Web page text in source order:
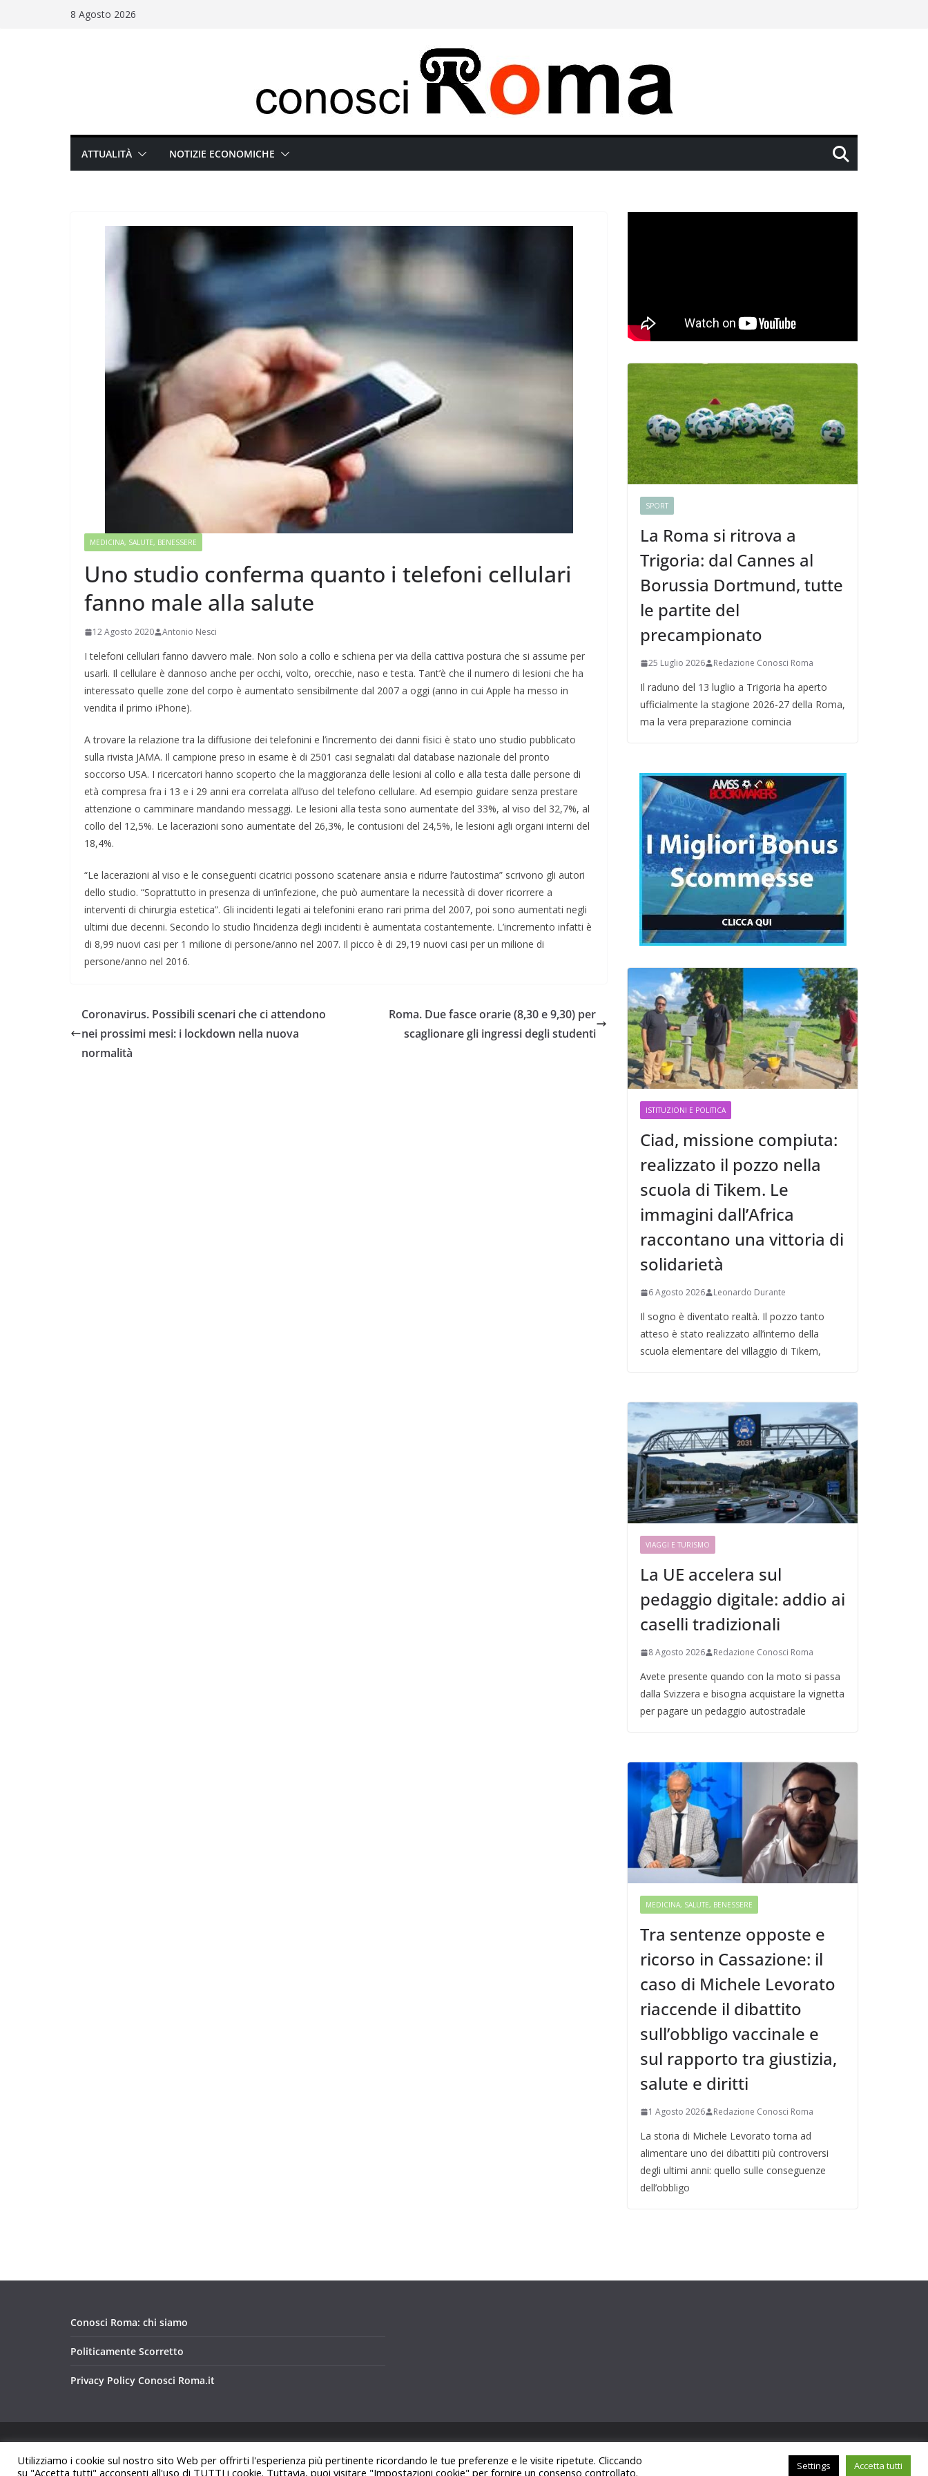
8 Agosto 2026
ATTUALITÀ NOTIZIE ECONOMICHE
MEDICINA, SALUTE, BENESSERE
Uno studio conferma quanto i telefoni cellulari
fanno male alla salute
12 Agosto 2020 Antonio Nesci
I telefoni cellulari fanno davvero male. Non solo a collo e schiena per via della cattiva postura che si assume per
usarli. Il cellulare è dannoso anche per occhi, volto, orecchie, naso e testa. Tant’è che il numero di lesioni che ha
interessato quelle zone del corpo è aumentato sensibilmente dal 2007 a oggi (anno in cui Apple ha messo in
vendita il primo iPhone).
A trovare la relazione tra la diffusione dei telefonini e l’incremento dei danni fisici è stato uno studio pubblicato
sulla rivista JAMA. Il campione preso in esame è di 2501 casi segnalati dal database nazionale del pronto
soccorso USA. I ricercatori hanno scoperto che la maggioranza delle lesioni al collo e alla testa dalle persone di
età compresa fra i 13 e i 29 anni era correlata all’uso del telefono cellulare. Ad esempio guidare senza prestare
attenzione o camminare mandando messaggi. Le lesioni alla testa sono aumentate del 33%, al viso del 32,7%, al
collo del 12,5%. Le lacerazioni sono aumentate del 26,3%, le contusioni del 24,5%, le lesioni agli organi interni del
18,4%.
“Le lacerazioni al viso e le conseguenti cicatrici possono scatenare ansia e ridurre l’autostima” scrivono gli autori
dello studio. “Soprattutto in presenza di un’infezione, che può aumentare la necessità di dover ricorrere a
interventi di chirurgia estetica”. Gli incidenti legati ai telefonini erano rari prima del 2007, poi sono aumentati negli
ultimi due decenni. Secondo lo studio l’incidenza degli incidenti è aumentata costantemente. L’incremento infatti è
di 8,99 nuovi casi per 1 milione di persone/anno nel 2007. Il picco è di 29,19 nuovi casi per un milione di
persone/anno nel 2016.
Coronavirus. Possibili scenari che ci attendono
nei prossimi mesi: i lockdown nella nuova
normalità
Roma. Due fasce orarie (8,30 e 9,30) per
scaglionare gli ingressi degli studenti
SPORT
La Roma si ritrova a
Trigoria: dal Cannes al
Borussia Dortmund, tutte
le partite del
precampionato
25 Luglio 2026 Redazione Conosci Roma
Il raduno del 13 luglio a Trigoria ha aperto
ufficialmente la stagione 2026-27 della Roma,
ma la vera preparazione comincia
ISTITUZIONI E POLITICA
Ciad, missione compiuta:
realizzato il pozzo nella
scuola di Tikem. Le
immagini dall’Africa
raccontano una vittoria di
solidarietà
6 Agosto 2026 Leonardo Durante
Il sogno è diventato realtà. Il pozzo tanto
atteso è stato realizzato all’interno della
scuola elementare del villaggio di Tikem,
VIAGGI E TURISMO
La UE accelera sul
pedaggio digitale: addio ai
caselli tradizionali
8 Agosto 2026 Redazione Conosci Roma
Avete presente quando con la moto si passa
dalla Svizzera e bisogna acquistare la vignetta
per pagare un pedaggio autostradale
MEDICINA, SALUTE, BENESSERE
Tra sentenze opposte e
ricorso in Cassazione: il
caso di Michele Levorato
riaccende il dibattito
sull’obbligo vaccinale e
sul rapporto tra giustizia,
salute e diritti
1 Agosto 2026 Redazione Conosci Roma
La storia di Michele Levorato torna ad
alimentare uno dei dibattiti più controversi
degli ultimi anni: quello sulle conseguenze
dell’obbligo
Conosci Roma: chi siamo
Politicamente Scorretto
Privacy Policy Conosci Roma.it
Tema:ColorMagdi ThemeGrill. Powered byWordPress.
Utilizziamo i cookie sul nostro sito Web per offrirti l'esperienza più pertinente ricordando le tue preferenze e le visite ripetute. Cliccando
su "Accetta tutti" acconsenti all'uso di TUTTI i cookie. Tuttavia, puoi visitare "Impostazioni cookie" per fornire un consenso controllato.
Settings Accetta tutti